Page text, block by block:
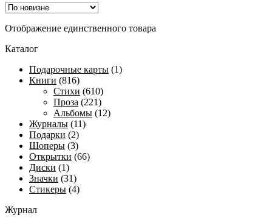
Отображение единственного товара
Каталог
Подарочные карты (1)
Книги (816)
Стихи (610)
Проза (221)
Альбомы (12)
Журналы (11)
Подарки (2)
Шоперы (3)
Открытки (66)
Диски (1)
Значки (31)
Стикеры (4)
Журнал